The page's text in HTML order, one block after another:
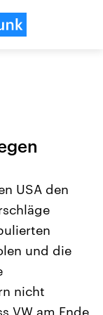
Beiträge,
und
die Vereinigten
Einfluss auf
USA den
und die
nicht
VW am Ende